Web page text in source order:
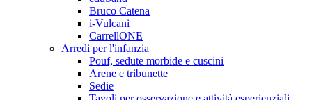
Bruco Catena
i-Vulcani
CarrellONE
Arredi per l'infanzia
Pouf, sedute morbide e cuscini
Arene e tribunette
Sedie